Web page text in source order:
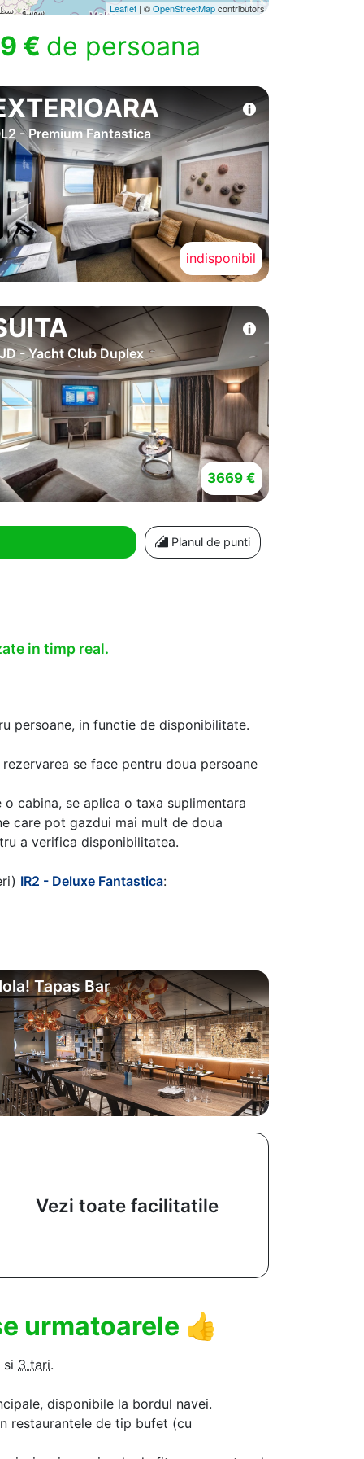
Leaflet | ©OpenStreetMapcontributors
€ de persoana
- Premium Fantastica
indisponibil
- Yacht Club Duplex
3669 €
Planul de punti
in timp real.
persoane, in functie de disponibilitate.
se face pentru doua persoane
cabina, se aplica o taxa suplimentara
care pot gazdui mai mult de doua
a verifica disponibilitatea.
IR2 - Deluxe Fantastica:
Tapas Bar
Vezi toate facilitatile
urmatoarele 👍
si 3 tari.
disponibile la bordul navei.
restaurantele de tip bufet (cu